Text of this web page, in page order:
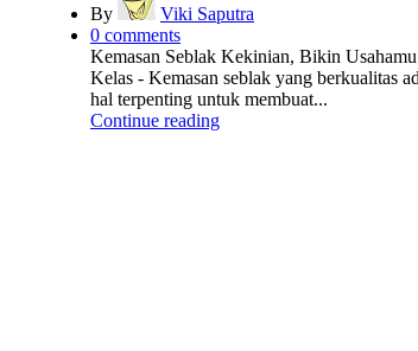
By
Viki Saputra
0 comments
Kemasan Seblak Kekinian, Bikin
Kelas - Kemasan seblak yang berkualitas
hal terpenting untuk membuat...
Continue reading